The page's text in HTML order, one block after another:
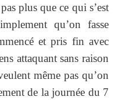
plus que ce qui s’est
qu’on fasse
et pris fin avec
attaquant sans raison
même pas qu’on
de la journée du 7